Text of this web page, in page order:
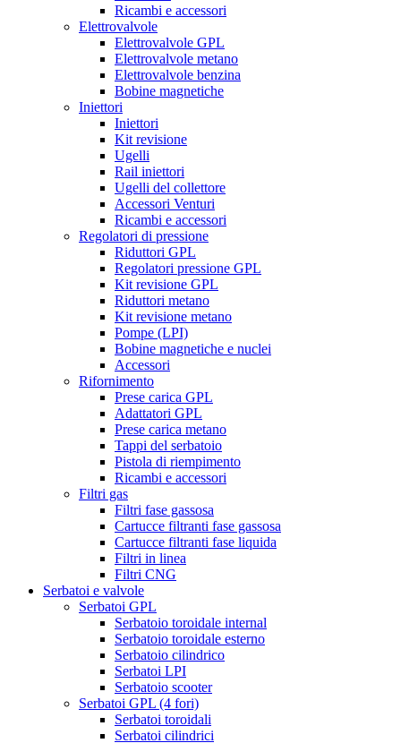
Ricambi e accessori
Elettrovalvole
Elettrovalvole GPL
Elettrovalvole metano
Elettrovalvole benzina
Bobine magnetiche
Iniettori
Iniettori
Kit revisione
Ugelli
Rail iniettori
Ugelli del collettore
Accessori Venturi
Ricambi e accessori
Regolatori di pressione
Riduttori GPL
Regolatori pressione GPL
Kit revisione GPL
Riduttori metano
Kit revisione metano
Pompe (LPI)
Bobine magnetiche e nuclei
Accessori
Rifornimento
Prese carica GPL
Adattatori GPL
Prese carica metano
Tappi del serbatoio
Pistola di riempimento
Ricambi e accessori
Filtri gas
Filtri fase gassosa
Cartucce filtranti fase gassosa
Cartucce filtranti fase liquida
Filtri in linea
Filtri CNG
Serbatoi e valvole
Serbatoi GPL
Serbatoio toroidale internal
Serbatoio toroidale esterno
Serbatoio cilindrico
Serbatoi LPI
Serbatoio scooter
Serbatoi GPL (4 fori)
Serbatoi toroidali
Serbatoi cilindrici